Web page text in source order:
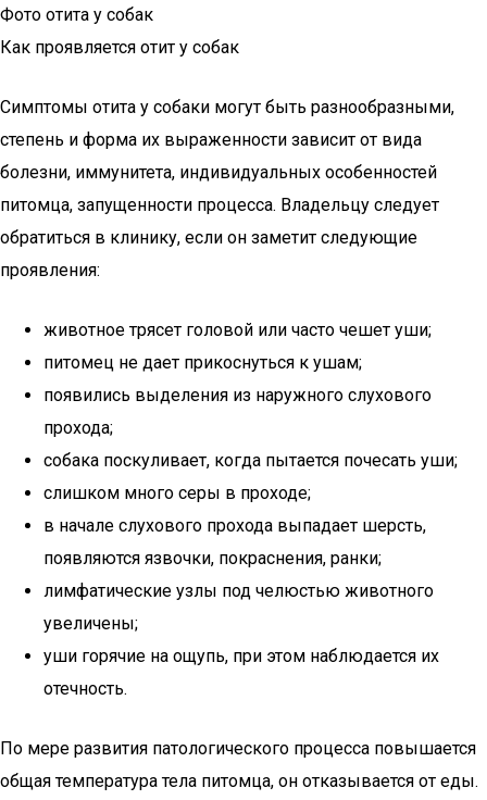
Фото отита у собак
Как проявляется отит у собак
Симптомы отита у собаки могут быть разнообразными,
степень и форма их выраженности зависит от вида
болезни, иммунитета, индивидуальных особенностей
питомца, запущенности процесса. Владельцу следует
обратиться в клинику, если он заметит следующие
проявления:
животное трясет головой или часто чешет уши;
питомец не дает прикоснуться к ушам;
появились выделения из наружного слухового
прохода;
собака поскуливает, когда пытается почесать уши;
слишком много серы в проходе;
в начале слухового прохода выпадает шерсть,
появляются язвочки, покраснения, ранки;
лимфатические узлы под челюстью животного
увеличены;
уши горячие на ощупь, при этом наблюдается их
отечность.
По мере развития патологического процесса повышается
общая температура тела питомца, он отказывается от еды.